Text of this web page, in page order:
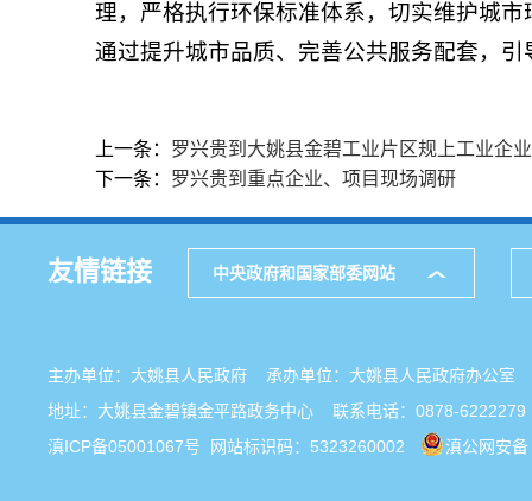
理，严格执行环保标准体系，切实维护城
通过提升城市品质、完善公共服务配套，
上一条： 罗兴贵到大姚县金碧工业片区规上工业企
下一条： 罗兴贵到重点企业、项目现场调研
友情链接 中央政府和国家部委网站
主办单位：大姚县人民政府 承办单位：大姚县人民政府办公
地址：大姚县金碧镇金平路政务中心 联系电话：0878-6222279
滇ICP备05001067号 网站标识码：5323260002 滇公网安